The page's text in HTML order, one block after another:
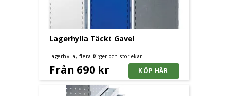
Lagerhylla Täckt Gavel
Lagerhylla, flera färger och storlekar
Från 690 kr